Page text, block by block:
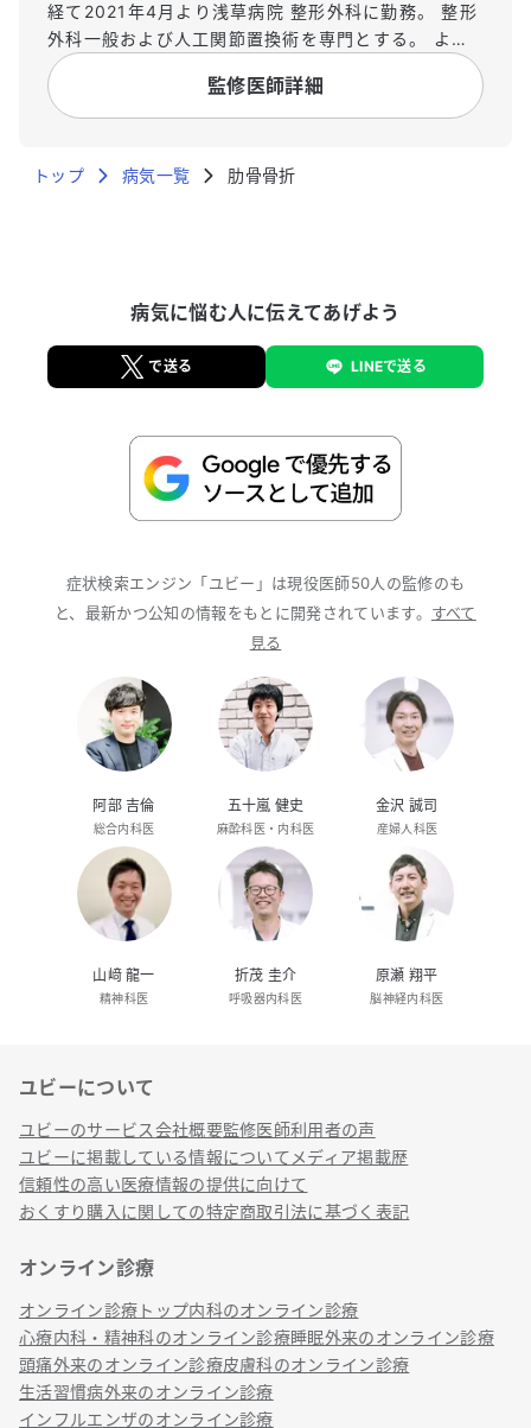
経て2021年4月より浅草病院 整形外科に勤務。 整形
外科一般および人工関節置換術を専門とする。 より
広い視点で医療を捉えなおすことが出来るように
2020年4月より立教大学ビジネスデザイン研究科に
入学、2022年3月に卒業しMBA取得。
監修医師詳細
トップ 病気一覧 肋骨骨折
病気に悩む人に伝えてあげよう
で送る LINEで送る
症状検索エンジン「ユビー」は現役医師50人の監修のも
と、最新かつ公知の情報をもとに開発されています。 すべて
見る
阿部 吉倫
総合内科医
五十嵐 健史
麻酔科医・内科医
金沢 誠司
産婦人科医
山﨑 龍一
精神科医
折茂 圭介
呼吸器内科医
原瀬 翔平
脳神経内科医
リンク
ユビーについて
ユビーのサービス会社概要監修医師利用者の声
ユビーに掲載している情報についてメディア掲載歴
信頼性の高い医療情報の提供に向けて
おくすり購入に関しての特定商取引法に基づく表記
オンライン診療
オンライン診療トップ内科のオンライン診療
心療内科・精神科のオンライン診療睡眠外来のオンライン診療
頭痛外来のオンライン診療皮膚科のオンライン診療
生活習慣病外来のオンライン診療
インフルエンザのオンライン診療